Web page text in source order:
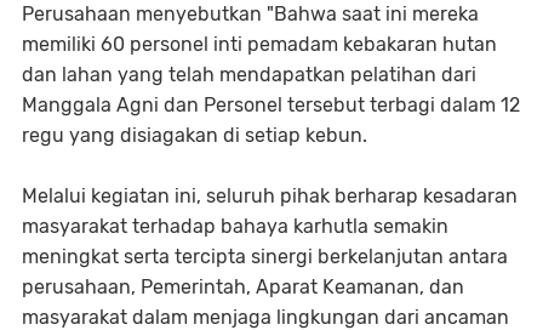
Perusahaan menyebutkan "Bahwa saat ini mereka
memiliki 60 personel inti pemadam kebakaran hutan
dan lahan yang telah mendapatkan pelatihan dari
Manggala Agni dan Personel tersebut terbagi dalam 12
regu yang disiagakan di setiap kebun.
Melalui kegiatan ini, seluruh pihak berharap kesadaran
masyarakat terhadap bahaya karhutla semakin
meningkat serta tercipta sinergi berkelanjutan antara
perusahaan, Pemerintah, Aparat Keamanan, dan
masyarakat dalam menjaga lingkungan dari ancaman